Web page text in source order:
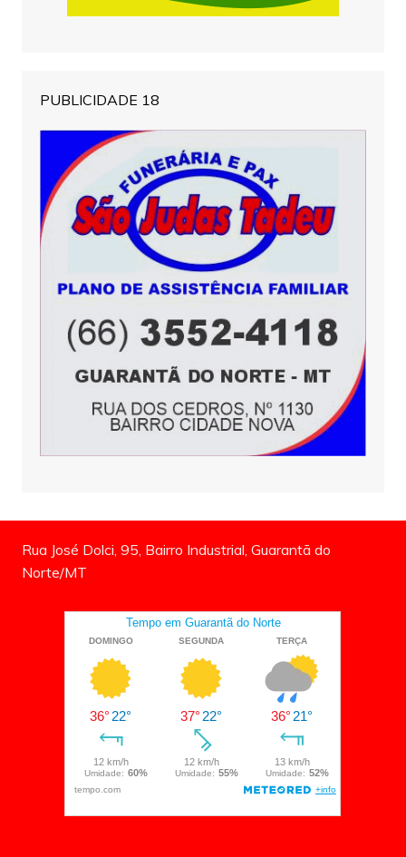
PUBLICIDADE 18
Rua José Dolci, 95, Bairro Industrial, Guarantã do
Norte/MT